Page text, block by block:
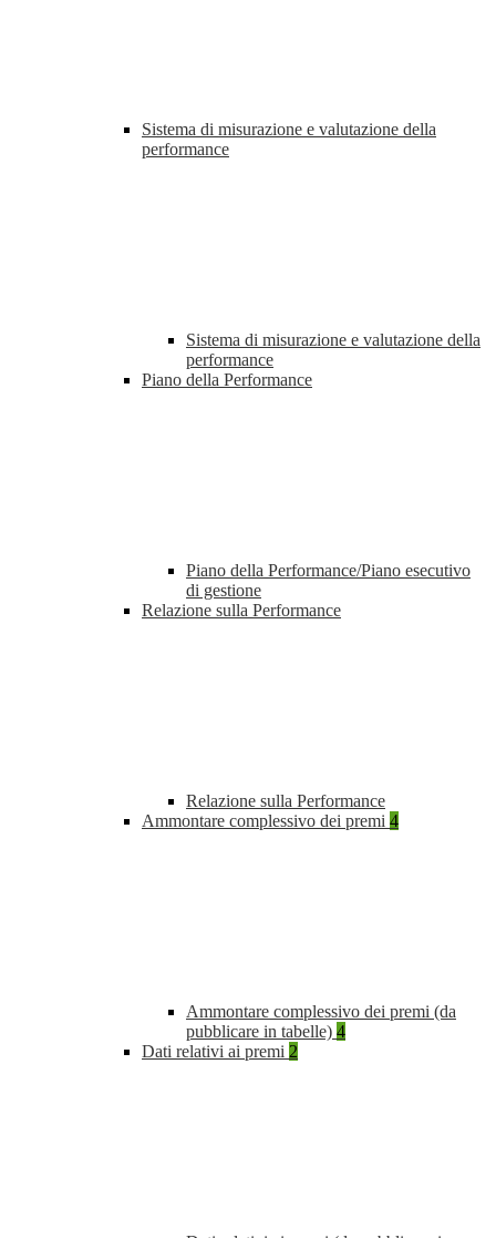
Sistema di misurazione e valutazione della
performance
Sistema di misurazione e valutazione della
performance
Piano della Performance
Piano della Performance/Piano esecutivo
di gestione
Relazione sulla Performance
Relazione sulla Performance
Ammontare complessivo dei premi 4
Ammontare complessivo dei premi (da
pubblicare in tabelle) 4
Dati relativi ai premi 2